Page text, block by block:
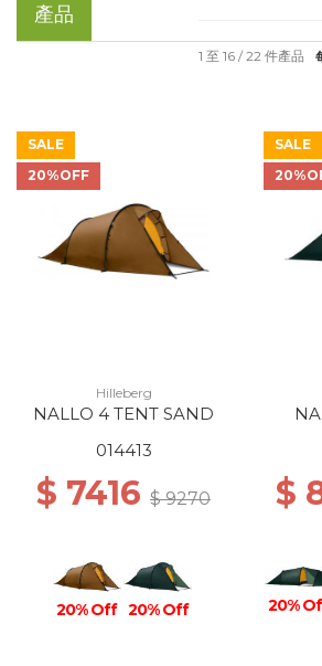
產品
1 至 16 / 22 件產品
SALE
20%OFF
Hilleberg
NALLO 4 TENT SAND
014413
$ 7416 $ 9270
20% Off 20% Off
SALE
$
20%